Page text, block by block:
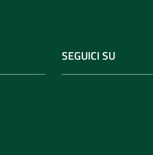
SEGUICI SU